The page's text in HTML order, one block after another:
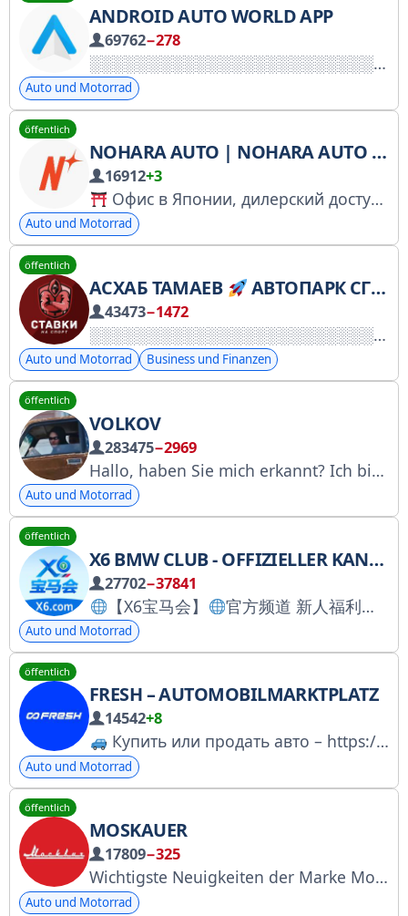
ANDROID AUTO WORLD APP
69762−278
Auto und Motorrad
öffentlich
NOHARA AUTO | NOHARA AUTO – AUTOS AUS JAPAN, KOREA UND CHINA BESTELLEN
16912+3
Офис в Японии, дилерский доступ к авто
Auto und Motorrad
öffentlich
АСХАБ ТАМАЕВ АВТОПАРК СГОРЕЛ
43473−1472
Auto und Motorrad Business und Finanzen
öffentlich
VOLKOV
283475−2969
Hallo, haben Sie mich erkannt? Ich bin's, Yura Volkov. Für Schweißarbeiten von Dimasik schreiben Sie bitte hier: @burad9. Für Werbung: @dubrovskiysyndicate. https://knd.gov.ru/license?id=673e01036afad41667d6eeed®istryType=bloggersPermission
Auto und Motorrad
öffentlich
X6 BMW CLUB - OFFIZIELLER KANAL
27702−37841
【X6宝马会】 官方频道 新人福利六重礼，代理推广十重礼！
Auto und Motorrad
öffentlich
FRESH – AUTOMOBILMARKTPLATZ
14542+8
Купить или продать авто – https://vk.cc/cprk5j
Auto und Motorrad
öffentlich
MOSKAUER
17809−325
Wichtigste Neuigkeiten der Marke Moskwitsch. Medienanfragen bitte an: press@moskwitsch.ru. Offizielle Website: https://www.moskwitsch.ru. Website der M-Linie: https://moskwitsch-m.ru. Der Kanal ist im Register eingetragen: https://clck.ru/3FKnip
Auto und Motorrad